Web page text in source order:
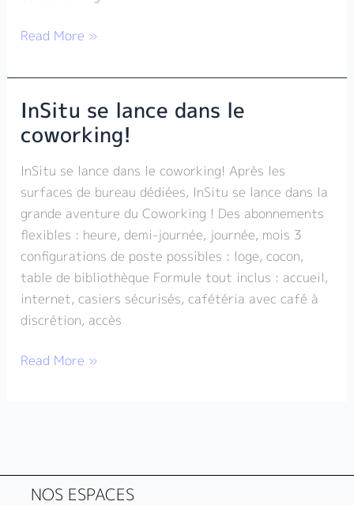
Read More »
InSitu se lance dans le
coworking!
InSitu se lance dans le coworking! Après les
surfaces de bureau dédiées, InSitu se lance dans la
grande aventure du Coworking ! Des abonnements
flexibles : heure, demi-journée, journée, mois 3
configurations de poste possibles : loge, cocon,
table de bibliothèque Formule tout inclus : accueil,
internet, casiers sécurisés, cafétéria avec café à
discrétion, accès
InSitu
se
dans
le
coworking!
Read More »
NOS ESPACES